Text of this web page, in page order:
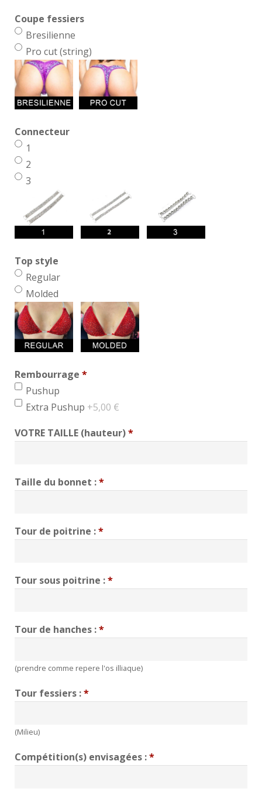
Coupe fessiers
Bresilienne
Pro cut (string)
Connecteur
1
2
3
Top style
Regular
Molded
Rembourrage *
Pushup
Extra Pushup +5,00 €
VOTRE TAILLE (hauteur)*
Taille du bonnet :*
Tour de poitrine :*
Tour sous poitrine :*
Tour de hanches :*
(prendre comme repere l'os illiaque)
Tour fessiers :*
(Milieu)
Compétition(s) envisagées :*